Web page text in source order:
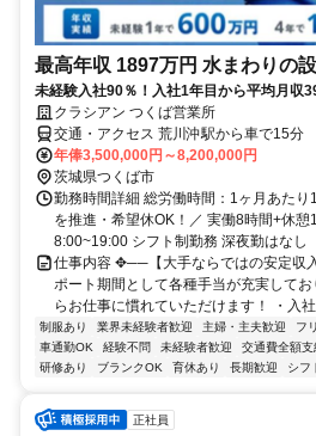
最高年収 1897万円 水まわりの
未経験入社90％！入社1年目から平均月収
クラシアン つくば営業所
交通・アクセス 荒川沖駅から車で15分
年俸3,500,000円～8,200,000円
茨城県つくば市
勤務時間詳細 総労働時間：1ヶ月あた
を推進・希望休OK！／ 実働8時間+休憩
8:00~19:00 シフト制勤務 深夜勤はなし
仕事内容 ✥──【大手ならではの安定収
ポート期間として各種手当が充実して
らお仕事に慣れていただけます！ ・入
制服あり 業界未経験者歓迎 主婦・主夫歓迎 フ
車通勤OK
経験不問 未経験者歓迎 交通費全額支
研修あり
ブランクOK 育休あり 長期歓迎 シフ
正社員